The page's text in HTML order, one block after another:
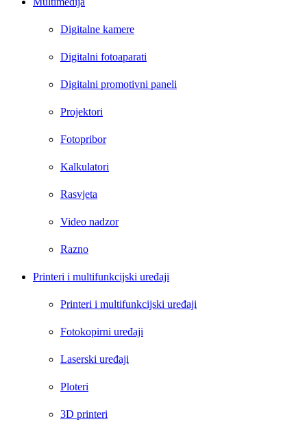
Digitalne kamere
Digitalni fotoaparati
Digitalni promotivni paneli
Projektori
Fotopribor
Kalkulatori
Rasvjeta
Video nadzor
Razno
Printeri i multifunkcijski uređaji
Printeri i multifunkcijski uređaji
Fotokopirni uređaji
Laserski uređaji
Ploteri
3D printeri